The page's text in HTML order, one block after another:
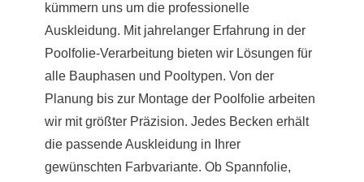
kümmern uns um die professionelle
Auskleidung. Mit jahrelanger Erfahrung in der
Poolfolie-Verarbeitung bieten wir Lösungen für
alle Bauphasen und Pooltypen. Von der
Planung bis zur Montage der Poolfolie arbeiten
wir mit größter Präzision. Jedes Becken erhält
die passende Auskleidung in Ihrer
gewünschten Farbvariante. Ob Spannfolie,